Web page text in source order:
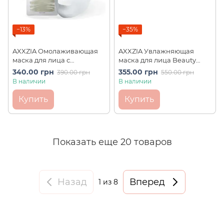
−13%
AXXZIA Омолаживающая
маска для лица с
Астаксантином Beauty
Force Treatment Mask AG (1
340.00 грн 390.00 грн
В наличии
Купить
−35%
AXXZIA Увлажняющая
маска для лица Beauty
Force Airy Face Mask (1 шт)
355.00 грн 550.00 грн
В наличии
Купить
Показать еще 20 товаров
Назад 1 из 8 Вперед